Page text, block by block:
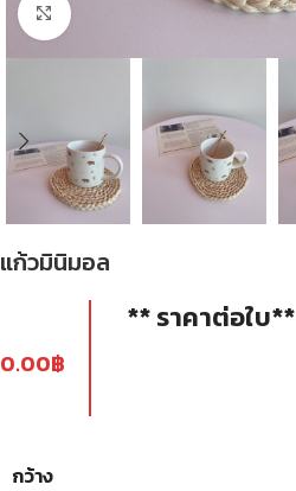
Click to enlarge
แก้วมินิมอล
0.00฿
** ราคาต่อใบ**
กว้าง